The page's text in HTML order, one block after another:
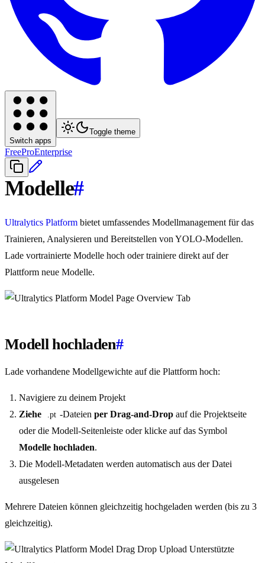
Switch apps
Toggle theme
FreeProEnterprise
Modelle#
Ultralytics Platform bietet umfassendes Modellmanagement für das
Trainieren, Analysieren und Bereitstellen von YOLO-Modellen.
Lade vortrainierte Modelle hoch oder trainiere direkt auf der
Plattform neue Modelle.
Modell hochladen#
Lade vorhandene Modellgewichte auf die Plattform hoch:
Navigiere zu deinem Projekt
Ziehe
.pt -Dateien per Drag-and-Drop auf die Projektseite
oder die Modell-Seitenleiste oder klicke auf das Symbol
Modelle hochladen.
Die Modell-Metadaten werden automatisch aus der Datei
ausgelesen
Mehrere Dateien können gleichzeitig hochgeladen werden (bis zu 3
gleichzeitig).
Unterstützte